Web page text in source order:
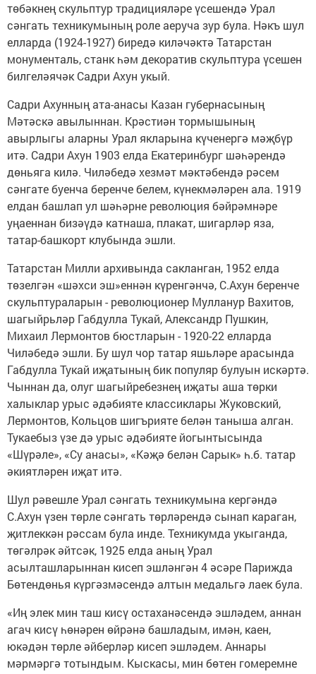
төбәкнең скульптур традицияләре үсешендә Урал
сәнгать техникумының роле аеруча зур була. Нәкъ шул
елларда (1924-1927) биредә киләчәктә Татарстан
монументаль, станк һәм декоратив скульптура үсешен
билгеләячәк Садри Ахун укый.
Садри Ахунның ата-анасы Казан губернасының
Мәтәскә авылыннан. Крәстиән тормышының
авырлыгы аларны Урал якларына күченергә мәҗбүр
итә. Садри Ахун 1903 елда Екатеринбург шәһәрендә
дөньяга килә. Чиләбедә хезмәт мәктәбендә рәсем
сәнгате буенча беренче белем, күнекмәләрен ала. 1919
елдан башлап ул шәһәрне революция бәйрәмнәре
уңаеннан бизәүдә катнаша, плакат, шигарләр яза,
татар-башкорт клубында эшли.
Татарстан Милли архивында сакланган, 1952 елда
төзелгән «шәхси эш»еннән күренгәнчә, С.Ахун беренче
скульптураларын - революционер Мулланур Вахитов,
шагыйрьләр Габдулла Тукай, Александр Пушкин,
Михаил Лермонтов бюстларын - 1920-22 елларда
Чиләбедә эшли. Бу шул чор татар яшьләре арасында
Габдулла Тукай иҗатының бик популяр булуын искәртә.
Чыннан да, олуг шагыйребезнең иҗаты аша төрки
халыклар урыс әдәбияте классиклары Жуковский,
Лермонтов, Кольцов шигърияте белән таныша алган.
Тукаебыз үзе дә урыс әдәбияте йогынтысында
«Шүрәле», «Су анасы», «Кәҗә белән Сарык» һ.б. татар
әкиятләрен иҗат итә.
Шул рәвешле Урал сәнгать техникумына кергәндә
С.Ахун үзен төрле сәнгать төрләрендә сынап караган,
җитлеккән рәссам була инде. Техникумда укыганда,
төгәлрәк әйтсәк, 1925 елда аның Урал
асылташларыннан кисеп эшләнгән 4 әсәре Парижда
Бөтендөнья күргәзмәсендә алтын медальгә лаек була.
«Иң элек мин таш кисү остаханәсендә эшләдем, аннан
агач кисү һөнәрен өйрәнә башладым, имән, каен,
юкәдән төрле әйберләр кисеп эшләдем. Аннары
мәрмәргә тотындым. Кыскасы, мин бөтен гомеремне